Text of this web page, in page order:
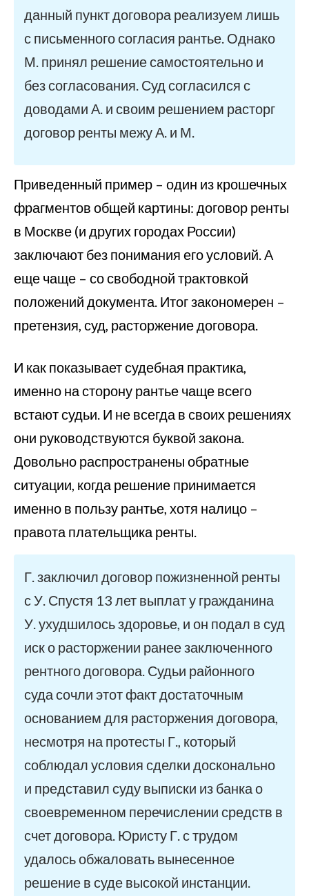
данный пункт договора реализуем лишь
с письменного согласия рантье. Однако
М. принял решение самостоятельно и
без согласования. Суд согласился с
доводами А. и своим решением расторг
договор ренты межу А. и М.
Приведенный пример – один из крошечных
фрагментов общей картины: договор ренты
в Москве (и других городах России)
заключают без понимания его условий. А
еще чаще – со свободной трактовкой
положений документа. Итог закономерен –
претензия, суд, расторжение договора.
И как показывает судебная практика,
именно на сторону рантье чаще всего
встают судьи. И не всегда в своих решениях
они руководствуются буквой закона.
Довольно распространены обратные
ситуации, когда решение принимается
именно в пользу рантье, хотя налицо –
правота плательщика ренты.
Г. заключил договор пожизненной ренты
с У. Спустя 13 лет выплат у гражданина
У. ухудшилось здоровье, и он подал в суд
иск о расторжении ранее заключенного
рентного договора. Судьи районного
суда сочли этот факт достаточным
основанием для расторжения договора,
несмотря на протесты Г., который
соблюдал условия сделки досконально
и представил суду выписки из банка о
своевременном перечислении средств в
счет договора. Юристу Г. с трудом
удалось обжаловать вынесенное
решение в суде высокой инстанции.